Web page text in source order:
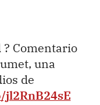
? Comentario
una
de